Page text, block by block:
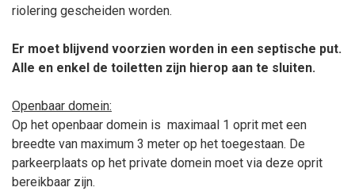
riolering gescheiden worden.
Er moet blijvend voorzien worden in een septische put.
Alle en enkel de toiletten zijn hierop aan te sluiten.
Openbaar domein:
Op het openbaar domein is maximaal 1 oprit met een
breedte van maximum 3 meter op het toegestaan. De
parkeerplaats op het private domein moet via deze oprit
bereikbaar zijn.